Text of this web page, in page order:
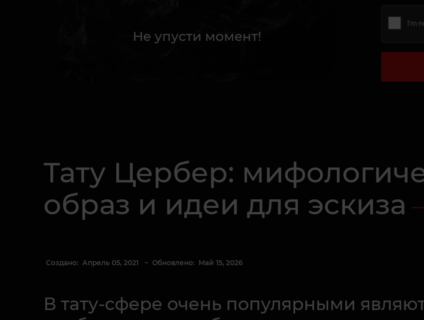
Не упусти момент!
Тату Цербер:
образ и идеи для эскиза
Создано: Апрель 05, 2021 – Обновлено: Май 15, 2026
В тату-сфере очень популярными